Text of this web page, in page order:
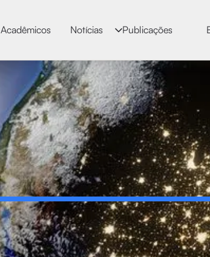
Acadêmicos Notícias Publicações